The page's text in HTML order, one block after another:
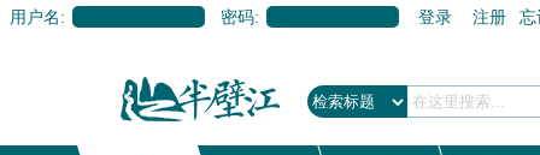
用户名: 密码: 登录 注册 忘